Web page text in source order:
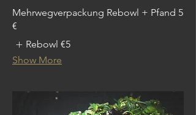
Mehrwegverpackung Rebowl + Pfand 5
€
Rebowl €5
Show More